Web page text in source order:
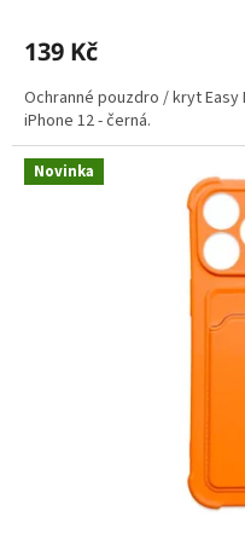
139 Kč
Ochranné pouzdro / kryt
iPhone 12 - černá.
Novinka